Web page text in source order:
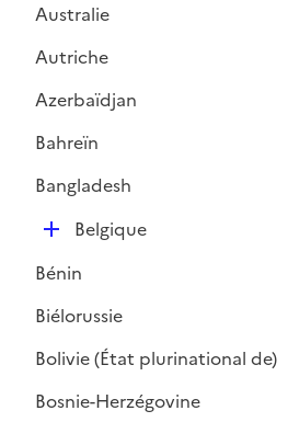
Australie
Autriche
Azerbaïdjan
Bahreïn
Bangladesh
D
p
l
e
Belgique
Bénin
Biélorussie
Bolivie (État plurinational de)
Bosnie-Herzégovine